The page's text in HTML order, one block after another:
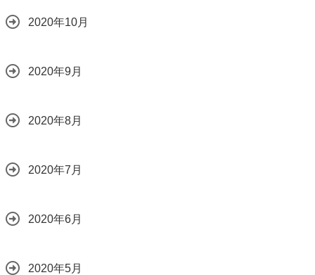
2020年10月
2020年9月
2020年8月
2020年7月
2020年6月
2020年5月